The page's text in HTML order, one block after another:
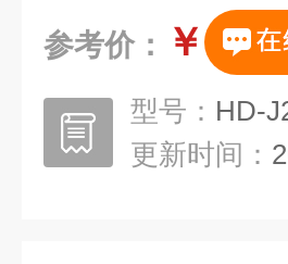
参考价： ￥
型号： HD-
更新时间：